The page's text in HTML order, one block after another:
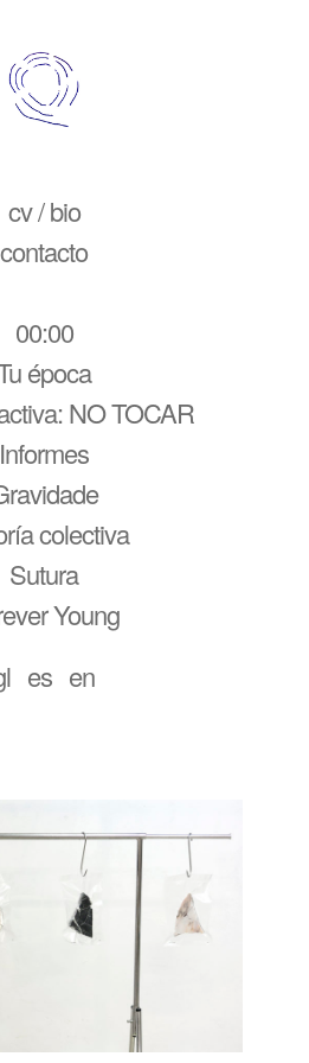
cv / bio
contacto
00:00
época
NO TOCAR
Informes
colectiva
Sutura
Young
es en